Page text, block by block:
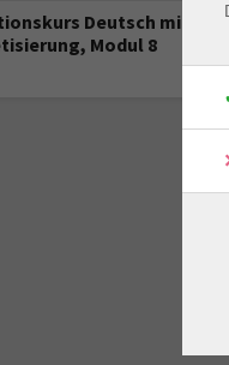
Deutsch mit
Modul 8